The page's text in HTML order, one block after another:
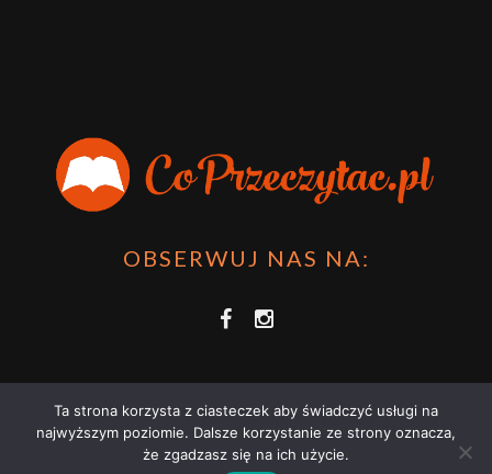
OBSERWUJ NAS NA:
COPRZECZYTAĆ.PL 2021 | STRONA WYKORZYSTUJE PLIKI COOKIES |
Ta strona korzysta z ciasteczek aby świadczyć usługi na
najwyższym poziomie. Dalsze korzystanie ze strony oznacza,
że zgadzasz się na ich użycie.